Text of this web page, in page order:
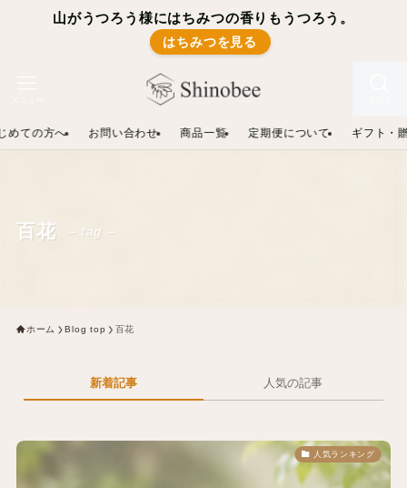
山がうつろう様にはちみつの香りもうつろう。
はちみつを見る
めての方へ お問い合わせ 商品一覧 定期便について ギフト・
百花 – tag –
ホーム Blog top 百花
新着記事 人気の記事
人気ランキング